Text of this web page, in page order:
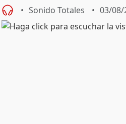
Sonido Totales 03/08/